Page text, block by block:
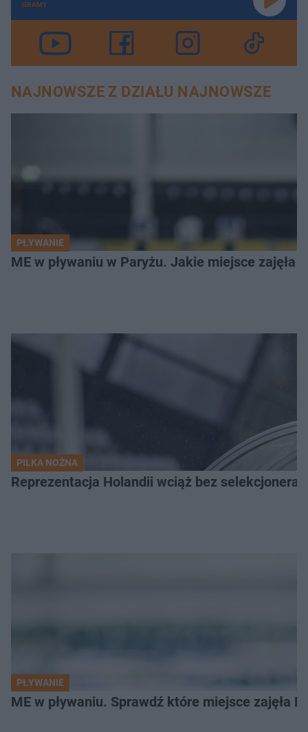
GRAMY
NAJNOWSZE Z DZIAŁU NAJNOWSZE
PŁYWANIE
ME w pływaniu w Paryżu. Jakie miejsce zajęła
PIŁKA NOŻNA
Reprezentacja Holandii wciąż bez
PŁYWANIE
ME w pływaniu. Sprawdź które miejsce zajęła